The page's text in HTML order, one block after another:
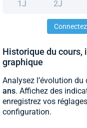
1J 2J
Historique du cours,
graphique
Analysez l’évolution
ans. Affichez des
enregistrez vos
configuration.